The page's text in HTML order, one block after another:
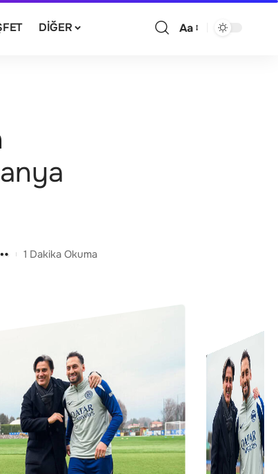
DIĞER Aa
1 Dakika Okuma